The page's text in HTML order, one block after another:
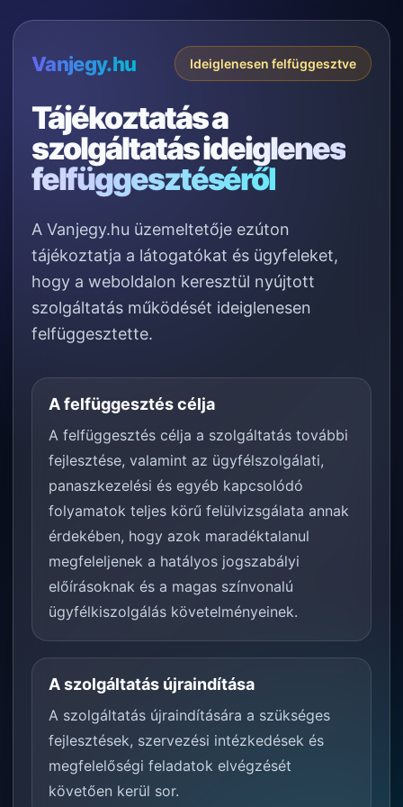
Vanjegy.hu Ideiglenesen felfüggesztve
Tájékoztatás a
szolgáltatásideiglenes
felfüggesztéséről
A Vanjegy.hu üzemeltetője ezúton
tájékoztatja a látogatókat és ügyfeleket,
hogy a weboldalon keresztül nyújtott
szolgáltatás működését ideiglenesen
felfüggesztette.
A felfüggesztés célja
A felfüggesztés célja a szolgáltatás további
fejlesztése, valamint az ügyfélszolgálati,
panaszkezelési és egyéb kapcsolódó
folyamatok teljes körű felülvizsgálata annak
érdekében, hogy azok maradéktalanul
megfeleljenek a hatályos jogszabályi
előírásoknak és a magas színvonalú
ügyfélkiszolgálás követelményeinek.
A szolgáltatás újraindítása
A szolgáltatás újraindítására a szükséges
fejlesztések, szervezési intézkedések és
megfelelőségi feladatok elvégzését
követően kerül sor.